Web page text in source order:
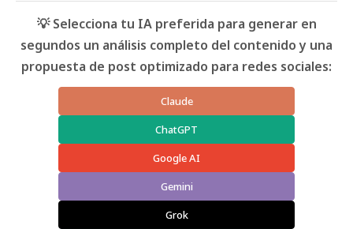
💡 Selecciona tu IA preferida para generar en
segundos un análisis completo del contenido y una
propuesta de post optimizado para redes sociales:
Claude
ChatGPT
Google AI
Gemini
Grok